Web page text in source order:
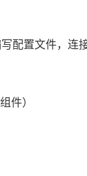
配置文件，连
件）